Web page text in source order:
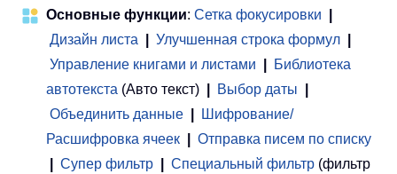
Основные функции: Сетка фокусировки
Дизайн листа
Улучшенная строка формул
Управление книгами и листами
Библиотека
автотекста (Авто текст) Выбор даты
Объединить данные
Шифрование/
Расшифровка ячеек
Отправка писем по списку
Супер фильтр Специальный фильтр (фильтр